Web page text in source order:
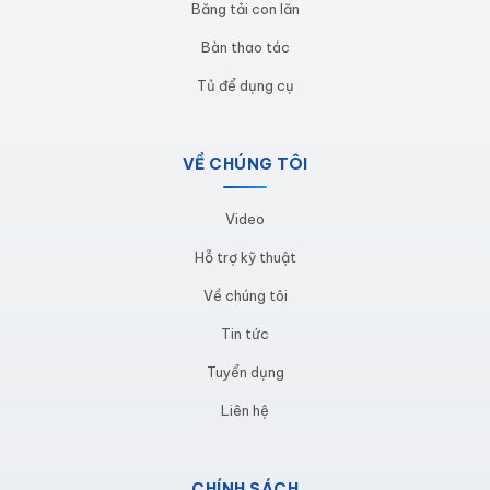
phòng khuôn tại Cinvico?
Băng tải con lăn
Bàn thao tác
Tủ để dụng cụ
VỀ CHÚNG TÔI
Video
Hỗ trợ kỹ thuật
Về chúng tôi
Tin tức
Tuyển dụng
Liên hệ